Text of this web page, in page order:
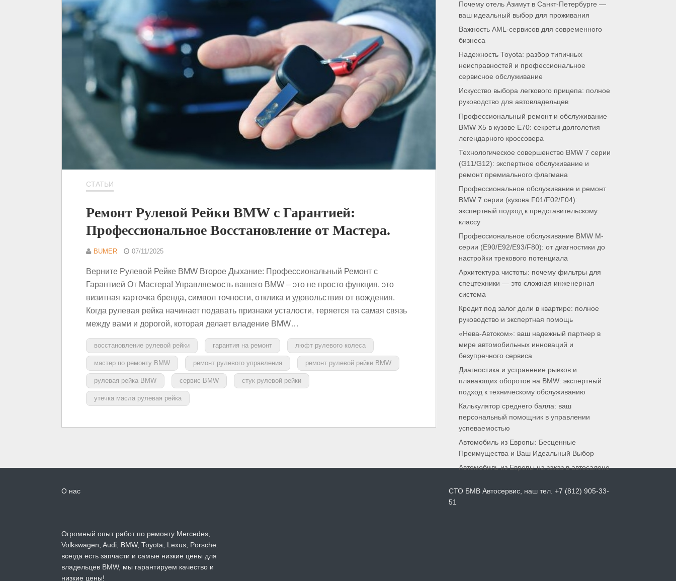
СТАТЬИ
Ремонт Рулевой Рейки BMW с Гарантией:
Профессиональное Восстановление от Мастера.
BUMER 07/11/2025
Верните Рулевой Рейке BMW Второе Дыхание: Профессиональный Ремонт с
Гарантией От Мастера! Управляемость вашего BMW – это не просто функция, это
визитная карточка бренда, символ точности, отклика и удовольствия от вождения.
Когда рулевая рейка начинает подавать признаки усталости, теряется та самая связь
между вами и дорогой, которая делает владение BMW…
восстановление рулевой рейки гарантия на ремонт люфт рулевого колеса
мастер по ремонту BMW ремонт рулевого управления ремонт рулевой рейки BMW
рулевая рейка BMW сервис BMW стук рулевой рейки
утечка масла рулевая рейка
Почему отель Азимут в Санкт-Петербурге —
ваш идеальный выбор для проживания
Важность AML-сервисов для современного
бизнеса
Надежность Toyota: разбор типичных
неисправностей и профессиональное
сервисное обслуживание
Искусство выбора легкового прицепа: полное
руководство для автовладельцев
Профессиональный ремонт и обслуживание
BMW X5 в кузове E70: секреты долголетия
легендарного кроссовера
Технологическое совершенство BMW 7 серии
(G11/G12): экспертное обслуживание и
ремонт премиального флагмана
Профессиональное обслуживание и ремонт
BMW 7 серии (кузова F01/F02/F04):
экспертный подход к представительскому
классу
Профессиональное обслуживание BMW M-
серии (E90/E92/E93/F80): от диагностики до
настройки трекового потенциала
Архитектура чистоты: почему фильтры для
спецтехники — это сложная инженерная
система
Кредит под залог доли в квартире: полное
руководство и экспертная помощь
«Нева-Автоком»: ваш надежный партнер в
мире автомобильных инноваций и
безупречного сервиса
Диагностика и устранение рывков и
плавающих оборотов на BMW: экспертный
подход к техническому обслуживанию
Калькулятор среднего балла: ваш
персональный помощник в управлении
успеваемостью
Автомобиль из Европы: Бесценные
Преимущества и Ваш Идеальный Выбор
Автомобиль из Европы на заказ в автосалоне
О нас
Огромный опыт работ по ремонту Mercedes,
Volkswagen, Audi, BMW, Toyota, Lexus, Porsche.
всегда есть запчасти и самые низкие цены для
владельцев BMW, мы гарантируем качество и
низкие цены!
СТО БМВ Автосервис, наш тел. +7 (812) 905-33-
51